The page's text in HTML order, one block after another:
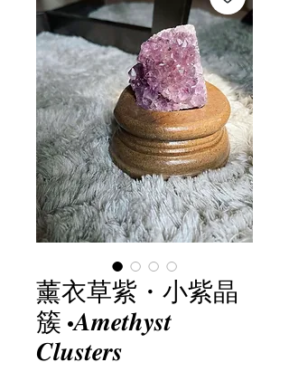
薰衣草紫・小紫晶
簇 •𝑨𝒎𝒆𝒕𝒉𝒚𝒔𝒕
𝑪𝒍𝒖𝒔𝒕𝒆𝒓𝒔